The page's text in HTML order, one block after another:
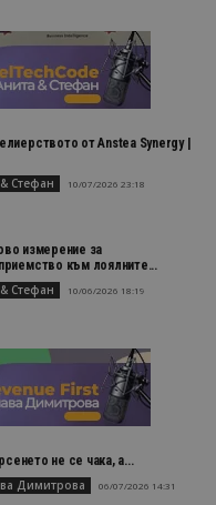
от Anstea Synergy |
Стефан
10/07/2026 23:18
измерение за
към лоялните...
Стефан
10/06/2026 18:19
не се чака, а...
Димитрова
06/07/2026 14:31